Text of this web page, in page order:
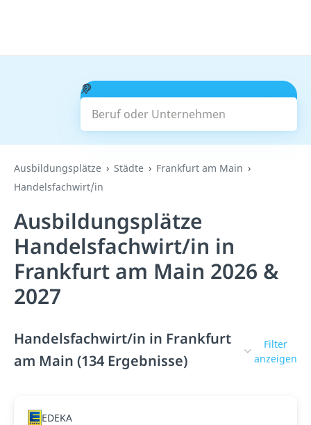
Beruf oder Unternehmen
Suchen
Ausbildungsplätze Städte
Frankfurt am Main
Handelsfachwirt/in
Ausbildungsplätze
Handelsfachwirt/in in
Frankfurt am Main 2026 &
2027
Handelsfachwirt/in in Frankfurt
am Main (134 Ergebnisse)
Filter
anzeigen
EDEKA